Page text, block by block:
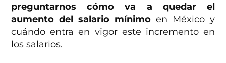
preguntarnos cómo va a quedar el
aumento del salario mínimo en México y
cuándo entra en vigor este incremento en
los salarios.